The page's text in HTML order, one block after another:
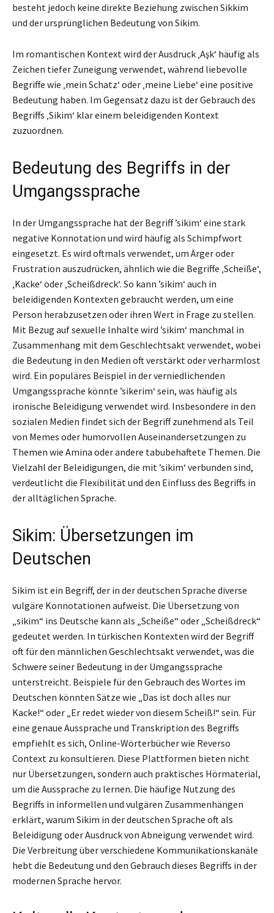
besteht jedoch keine direkte Beziehung zwischen Sikkim
und der ursprünglichen Bedeutung von Sikim.
Im romantischen Kontext wird der Ausdruck ‚Aşk‘ häufig als
Zeichen tiefer Zuneigung verwendet, während liebevolle
Begriffe wie ‚mein Schatz‘ oder ‚meine Liebe‘ eine positive
Bedeutung haben. Im Gegensatz dazu ist der Gebrauch des
Begriffs ‚Sikim‘ klar einem beleidigenden Kontext
zuzuordnen.
Bedeutung des Begriffs in der
Umgangssprache
In der Umgangssprache hat der Begriff ’sikim‘ eine stark
negative Konnotation und wird häufig als Schimpfwort
eingesetzt. Es wird oftmals verwendet, um Ärger oder
Frustration auszudrücken, ähnlich wie die Begriffe ‚Scheiße‘,
‚Kacke‘ oder ‚Scheißdreck‘. So kann ’sikim‘ auch in
beleidigenden Kontexten gebraucht werden, um eine
Person herabzusetzen oder ihren Wert in Frage zu stellen.
Mit Bezug auf sexuelle Inhalte wird ’sikim‘ manchmal in
Zusammenhang mit dem Geschlechtsakt verwendet, wobei
die Bedeutung in den Medien oft verstärkt oder verharmlost
wird. Ein populäres Beispiel in der verniedlichenden
Umgangssprache könnte ’sikerim‘ sein, was häufig als
ironische Beleidigung verwendet wird. Insbesondere in den
sozialen Medien findet sich der Begriff zunehmend als Teil
von Memes oder humorvollen Auseinandersetzungen zu
Themen wie Amina oder andere tabubehaftete Themen. Die
Vielzahl der Beleidigungen, die mit ’sikim‘ verbunden sind,
verdeutlicht die Flexibilität und den Einfluss des Begriffs in
der alltäglichen Sprache.
Sikim: Übersetzungen im
Deutschen
Sikim ist ein Begriff, der in der deutschen Sprache diverse
vulgäre Konnotationen aufweist. Die Übersetzung von
„sikim“ ins Deutsche kann als „Scheiße“ oder „Scheißdreck“
gedeutet werden. In türkischen Kontexten wird der Begriff
oft für den männlichen Geschlechtsakt verwendet, was die
Schwere seiner Bedeutung in der Umgangssprache
unterstreicht. Beispiele für den Gebrauch des Wortes im
Deutschen könnten Sätze wie „Das ist doch alles nur
Kacke!“ oder „Er redet wieder von diesem Scheiß!“ sein. Für
eine genaue Aussprache und Transkription des Begriffs
empfiehlt es sich, Online-Wörterbücher wie Reverso
Context zu konsultieren. Diese Plattformen bieten nicht
nur Übersetzungen, sondern auch praktisches Hörmaterial,
um die Aussprache zu lernen. Die häufige Nutzung des
Begriffs in informellen und vulgären Zusammenhängen
erklärt, warum Sikim in der deutschen Sprache oft als
Beleidigung oder Ausdruck von Abneigung verwendet wird.
Die Verbreitung über verschiedene Kommunikationskanäle
hebt die Bedeutung und den Gebrauch dieses Begriffs in der
modernen Sprache hervor.